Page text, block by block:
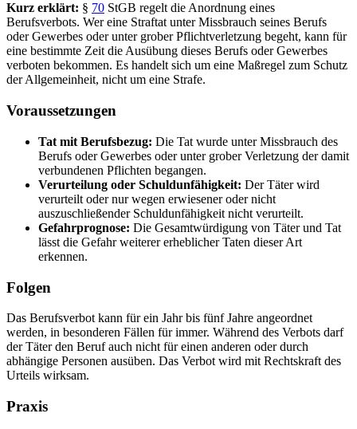
Kurz erklärt: § 70 StGB regelt die Anordnung eines
Berufsverbots. Wer eine Straftat unter Missbrauch seines Berufs
oder Gewerbes oder unter grober Pflichtverletzung begeht, kann für
eine bestimmte Zeit die Ausübung dieses Berufs oder Gewerbes
verboten bekommen. Es handelt sich um eine Maßregel zum Schutz
der Allgemeinheit, nicht um eine Strafe.
Voraussetzungen
Tat mit Berufsbezug: Die Tat wurde unter Missbrauch des
Berufs oder Gewerbes oder unter grober Verletzung der damit
verbundenen Pflichten begangen.
Verurteilung oder Schuldunfähigkeit: Der Täter wird
verurteilt oder nur wegen erwiesener oder nicht
auszuschließender Schuldunfähigkeit nicht verurteilt.
Gefahrprognose: Die Gesamtwürdigung von Täter und Tat
lässt die Gefahr weiterer erheblicher Taten dieser Art
erkennen.
Folgen
Das Berufsverbot kann für ein Jahr bis fünf Jahre angeordnet
werden, in besonderen Fällen für immer. Während des Verbots darf
der Täter den Beruf auch nicht für einen anderen oder durch
abhängige Personen ausüben. Das Verbot wird mit Rechtskraft des
Urteils wirksam.
Praxis